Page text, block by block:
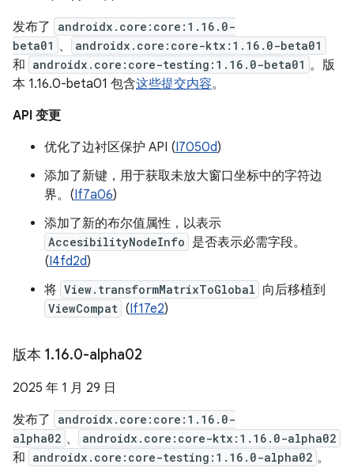
发布了
androidx.core:core:1.16.0-
beta01 、 androidx.core:core-ktx:1.16.0-beta01
和 androidx.core:core-testing:1.16.0-beta01 。版
本 1.16.0-beta01 包含这些提交内容。
API 变更
优化了边衬区保护 API (I7050d)
添加了新键，用于获取未放大窗口坐标中的字符边
界。(If7a06)
添加了新的布尔值属性，以表示
AccesibilityNodeInfo 是否表示必需字段。
(I4fd2d)
将 View.transformMatrixToGlobal 向后移植到
ViewCompat (If17e2)
版本 1.16.0-alpha02
2025 年 1 月 29 日
发布了
androidx.core:core:1.16.0-
alpha02 、 androidx.core:core-ktx:1.16.0-alpha02
和 androidx.core:core-testing:1.16.0-alpha02 。